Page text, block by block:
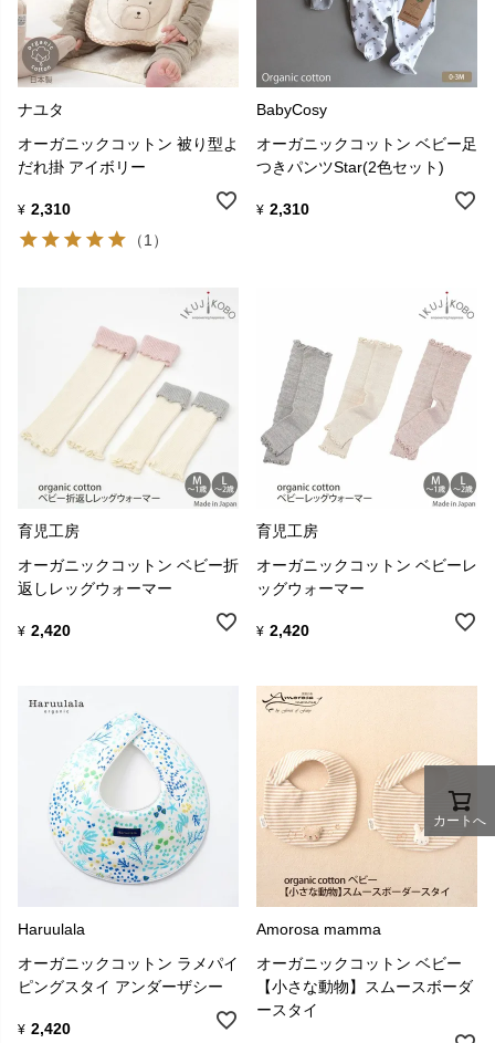
ナユタ
オーガニックコットン 被り型よ
だれ掛 アイボリー
¥ 2,310
（1）
BabyCosy
オーガニックコットン ベビー足
つきパンツStar(2色セット)
¥ 2,310
育児工房
オーガニックコットン ベビー折
返しレッグウォーマー
¥ 2,420
育児工房
オーガニックコットン ベビーレ
ッグウォーマー
¥ 2,420
Haruulala
オーガニックコットン ラメパイ
ピングスタイ アンダーザシー
¥ 2,420
Amorosa mamma
オーガニックコットン ベビー
【小さな動物】スムースボーダ
ースタイ
カートへ